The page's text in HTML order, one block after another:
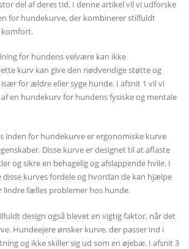
del af deres tid. I denne artikel vil vi udforske
for hundekurve, der kombinerer stilfuldt
komfort.
for hundens velvære kan ikke
kurv kan give den nødvendige støtte og
for ældre eller syge hunde. I afsnit 1 vil vi
en hundekurv for hundens fysiske og mentale
inden for hundekurve er ergonomiske kurve
Disse kurve er designet til at aflaste
og sikre en behagelig og afslappende hvile. I
disse kurves fordele og hvordan de kan hjælpe
lindre fælles problemer hos hunde.
design også blevet en vigtig faktor, når det
Hundeejere ønsker kurve, der passer ind i
og ikke skiller sig ud som en øjebæ. I afsnit 3